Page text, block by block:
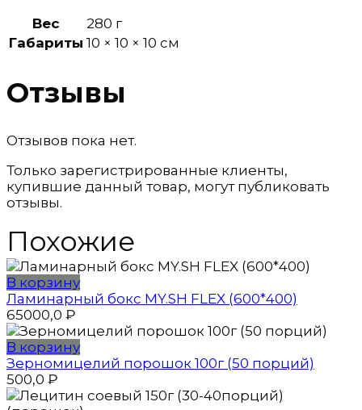
Вес
280 г
Габариты 10 × 10 × 10 см
Отзывы
Отзывов пока нет.
Только зарегистрированные клиенты,
купившие данный товар, могут публиковать
отзывы.
Похожие
В корзину
Ламинарный бокс MY.SH FLEX (600*400)
65000,0 ₽
В корзину
Зерномицелий порошок 100г (50 порций)
500,0 ₽